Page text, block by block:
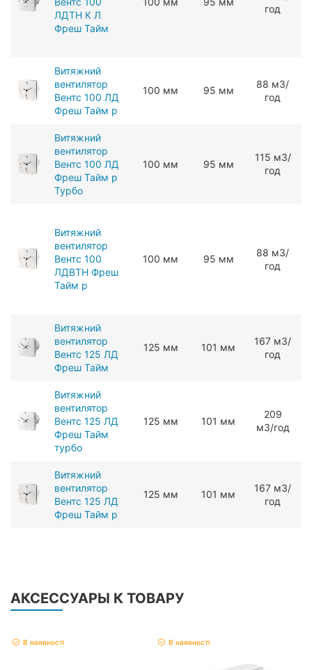
ЛДТН К Л
Фреш Тайм
год
Витяжний
вентилятор
Вентс 100 ЛД
Фреш Тайм р
100 мм 95 мм
88 мЗ/
год
Витяжний
вентилятор
Вентс 100 ЛД
Фреш Тайм р
Турбо
100 мм 95 мм
115 мЗ/
год
Витяжний
вентилятор
Вентс 100
ЛДВТН Фреш
Тайм р
100 мм 95 мм
88 мЗ/
год
Витяжний
вентилятор
Вентс 125 ЛД
Фреш Тайм
125 мм 101 мм
167 мЗ/
год
Витяжний
вентилятор
Вентс 125 ЛД
Фреш Тайм
турбо
125 мм 101 мм
209
мЗ/год
Витяжний
вентилятор
Вентс 125 ЛД
Фреш Тайм р
125 мм 101 мм
167 мЗ/
год
АКСЕССУАРЫ К ТОВАРУ
В наявності В наявності